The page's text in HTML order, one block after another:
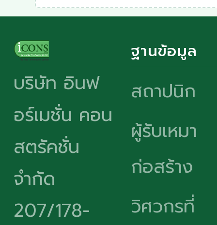
บริษัท อินฟ
อร์เมชั่น คอน
สตรัคชั่น
จำกัด
207/178-
ฐานข้อมูล
สถาปนิก
ผู้รับเหมา
ก่อสร้าง
วิศวกรที่